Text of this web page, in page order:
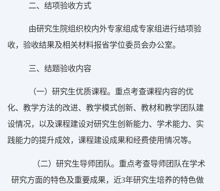
二、结项验收方式
由研究生院组织校内外专家组成专家组进行结项验
收，验收结果及相关材料报省学位委员会办公室。
三、结题验收内容
（一）研究生优质课程。重点考查课程内容的优
化、教学方法的改进、教学模式创新、教材和教学团队建
设情况，以及课程建设对研究生创新能力、学术能力、实
践能力的提升成效，课程建设成果和经费使用情况等。
（二）研究生导师团队。重点考查导师团队在学术
研究方面的特色及重要成果，近3年研究生培养的特色做